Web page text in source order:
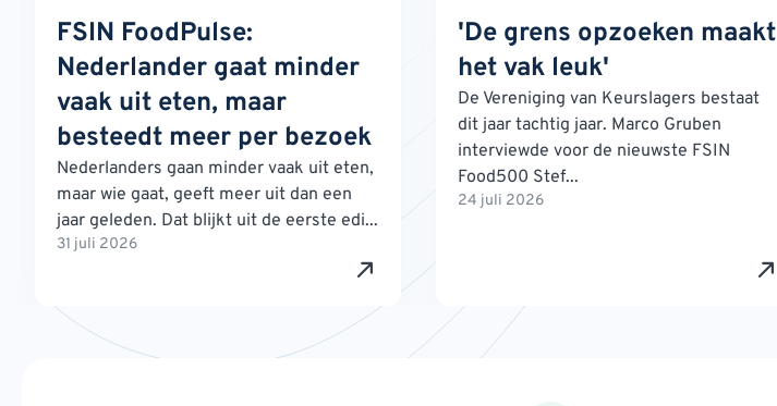
FSIN FoodPulse:
Nederlander gaat minder
vaak uit eten, maar
besteedt meer per bezoek
Nederlanders gaan minder vaak uit eten,
maar wie gaat, geeft meer uit dan een
jaar geleden. Dat blijkt uit de eerste edi...
31 juli 2026
'De grens opzoeken maakt
het vak leuk'
De Vereniging van Keurslagers bestaat
dit jaar tachtig jaar. Marco Gruben
interviewde voor de nieuwste FSIN
Food500 Stef...
24 juli 2026